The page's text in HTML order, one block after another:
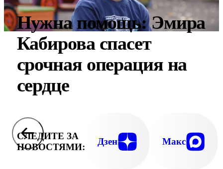
Нужна помощь: Эмира
Кабирова спасет
срочная операция на
сердце
СЛЕДИТЕ ЗА
НОВОСТЯМИ:
Дзен Макс